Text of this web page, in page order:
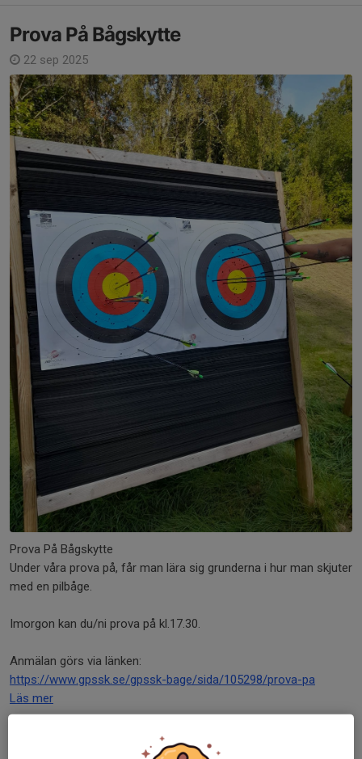
Prova På Bågskytte
22 sep 2025
Prova På Bågskytte
Under våra prova på, får man lära sig grunderna i hur man skjuter
med en pilbåge.
Imorgon kan du/ni prova på kl.17.30.
Anmälan görs via länken:
https://www.gpssk.se/gpssk-bage/sida/105298/prova-pa
Läs mer